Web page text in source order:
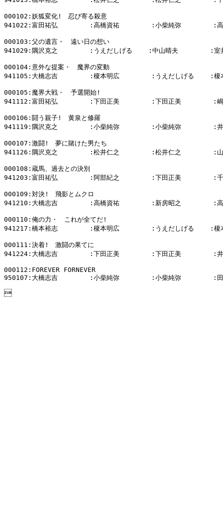
000102:妖狐変化!　忍び寄る殺意
941022:富田祐弘        :高橋資祐        :小柴純弥        :高
000103:父の遺言・　遠い日の想い
941029:隅沢克之        :うえだしげる    :中山晴夫        :室井
000104:意外な提案・　魔界の変動
941105:大橋志吉        :榎本明広        :うえだしげる    :榎
000105:魔界大戦・　予選開始!
941112:富田祐弘        :下田正美        :下田正美        :嶋
000106:闘う親子!　黄泉と修羅
941119:隅沢克之        :小柴純弥        :小柴純弥        :井
000107:激闘!　夢に賭けた男たち
941126:隅沢克之        :松井仁之        :松井仁之        :山
000108:蔵馬、過去との決別
941203:富田祐弘        :阿部紀之        :下田正美        :千
000109:対決!　飛影とムクロ
941210:大橋志吉        :高橋資祐        :新房昭之        :高
000110:俺の力・　これが全てだ!
941217:橋本裕志        :榎本明広        :うえだしげる    :榎
000111:決着!　激闘の果てに
941224:大橋志吉        :下田正美        :下田正美        :井
000112:FOREVER FORNEVER
